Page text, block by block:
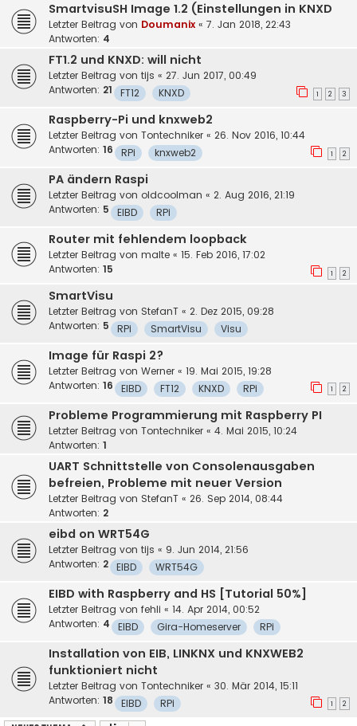
SmartvisuSH Image 1.2 (Einstellungen in KNXD
Letzter Beitrag von Doumanix « 7. Jan 2018, 22:43
Antworten: 4
FT1.2 und KNXD: will nicht
Letzter Beitrag von tijs « 27. Jun 2017, 00:49
Antworten: 21 1 2 3
FT12 KNXD
Raspberry-Pi und knxweb2
Letzter Beitrag von Tontechniker « 26. Nov 2016, 10:44
Antworten: 16 1 2
RPi knxweb2
PA ändern Raspi
Letzter Beitrag von oldcoolman « 2. Aug 2016, 21:19
Antworten: 5 EIBD RPi
Router mit fehlendem loopback
Letzter Beitrag von malte « 15. Feb 2016, 17:02
Antworten: 15 1 2
SmartVisu
Letzter Beitrag von StefanT « 2. Dez 2015, 09:28
Antworten: 5 RPi SmartVisu Visu
Image für Raspi 2?
Letzter Beitrag von Werner « 19. Mai 2015, 19:28
Antworten: 16 1 2
EIBD FT12 KNXD RPi
Probleme Programmierung mit Raspberry PI
Letzter Beitrag von Tontechniker « 4. Mai 2015, 10:24
Antworten: 1
UART Schnittstelle von Consolenausgaben
befreien, Probleme mit neuer Version
Letzter Beitrag von StefanT « 26. Sep 2014, 08:44
Antworten: 2
eibd on WRT54G
Letzter Beitrag von tijs « 9. Jun 2014, 21:56
Antworten: 2 EIBD WRT54G
EIBD with Raspberry and HS [Tutorial 50%]
Letzter Beitrag von fehli « 14. Apr 2014, 00:52
Antworten: 4 EIBD Gira-Homeserver RPi
Installation von EIB, LINKNX und KNXWEB2
funktioniert nicht
Letzter Beitrag von Tontechniker « 30. Mär 2014, 15:11
Antworten: 18 1 2
EIBD RPi